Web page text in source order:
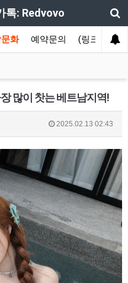
톡: Redvovo
화 예약문의 (링크)카톡
많이 찻는 베트남지역!
2025.02.13 02:43